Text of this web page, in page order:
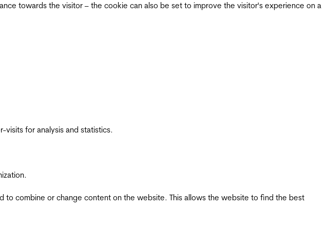
towards the visitor – the cookie can also be set to improve the visitor's experience on a
for analysis and statistics.
to combine or change content on the website. This allows the website to find the best